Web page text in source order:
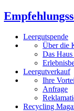
Leergutspende
Über die
Das
Leergutverkauf
Ihre
Anfrage
Recycling